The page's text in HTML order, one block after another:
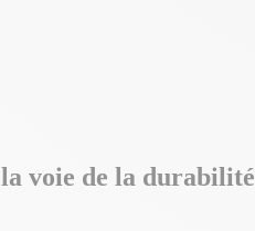
voie de la durabilité